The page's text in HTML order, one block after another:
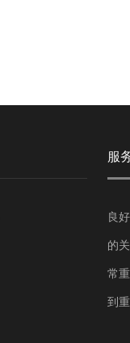
服
良
的
常
到